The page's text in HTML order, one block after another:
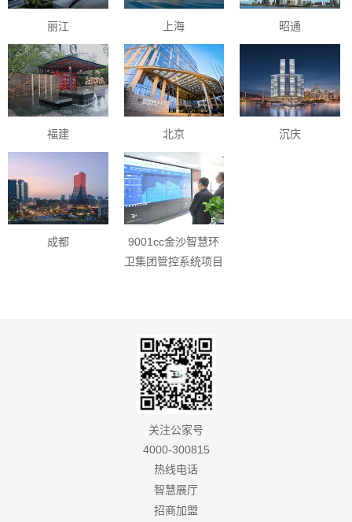
丽江 上海 昭通
福建 北京 沉庆
成都
9001cc金沙智慧环
卫集团管控系统项目
关注公家号
4000-300815
热线电话
智慧展厅
招商加盟